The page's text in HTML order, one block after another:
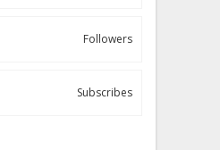
Followers
Subscribes